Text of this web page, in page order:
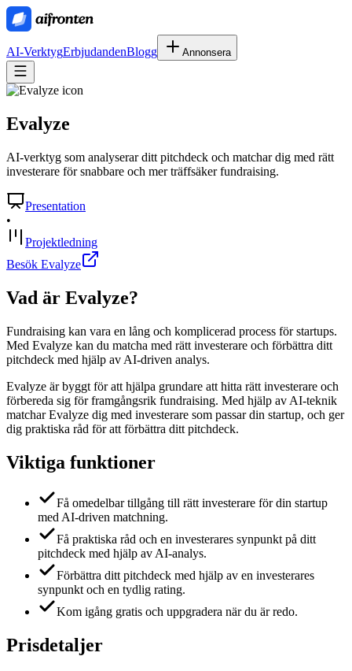
AI-VerktygErbjudandenBlogg Annonsera
Evalyze
AI-verktyg som analyserar ditt pitchdeck och matchar dig med rätt
investerare för snabbare och mer träffsäker fundraising.
Presentation
•
Projektledning
Besök Evalyze
Vad är Evalyze?
Fundraising kan vara en lång och komplicerad process för startups.
Med Evalyze kan du matcha med rätt investerare och förbättra ditt
pitchdeck med hjälp av AI-driven analys.
Evalyze är byggt för att hjälpa grundare att hitta rätt investerare och
förbereda sig för framgångsrik fundraising. Med hjälp av AI-teknik
matchar Evalyze dig med investerare som passar din startup, och ger
dig praktiska råd för att förbättra ditt pitchdeck.
Viktiga funktioner
Få omedelbar tillgång till rätt investerare för din startup
med AI-driven matchning.
Få praktiska råd och en investerares synpunkt på ditt
pitchdeck med hjälp av AI-analys.
Förbättra ditt pitchdeck med hjälp av en investerares
synpunkt och en tydlig rating.
Kom igång gratis och uppgradera när du är redo.
Prisdetaljer